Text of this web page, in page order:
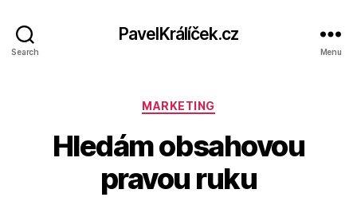
Search
PavelKrálíček.cz
Menu
Rubriky
MARKETING
Hledám obsahovou
pravou ruku